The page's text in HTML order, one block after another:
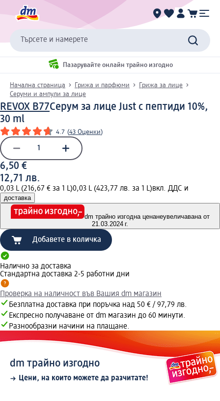
Търсете и намерете
Пазарувайте онлайн трайно изгодно
Начална страница Грижа и парфюми
Грижа за лице
Серуми и ампули за лице
REVOX B77Серум за лице Just с пептиди 10%,
30 ml
4.7 (43 Оценки)
6,50 €
12,71 лв.
0,03 L (216,67 € за 1 L)0,03 L (423,77 лв. за 1 L)вкл. ДДС и
доставка
dm трайно изгодна ценанеувеличавана от
21.03.2024 г.
Добавете в количка
Налично за доставка
Стандартна доставка 2-5 работни дни
Проверка на наличност във Вашия dm магазин
Безплатна доставка при поръчка над 50 € / 97,79 лв.
Експресно получаване от dm магазин до 60 минути.
Разнообразни начини на плащане.
dm трайно изгодно
Цени, на които можете да разчитате!